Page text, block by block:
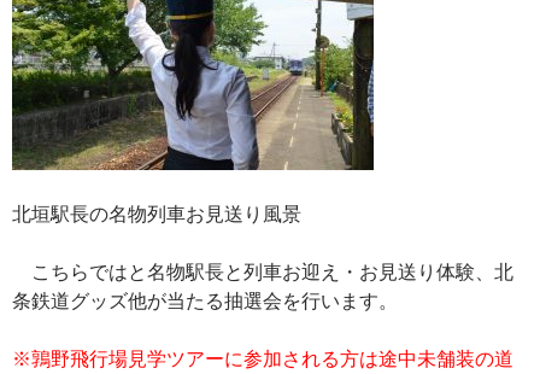
北垣駅長の名物列車お見送り風景
こちらではと名物駅長と列車お迎え・お見送り体験、北
条鉄道グッズ他が当たる抽選会を行います。
※鶉野飛行場見学ツアーに参加される方は途中未舗装の道